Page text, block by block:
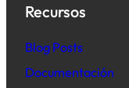
Recursos
Blog Posts
Documentación